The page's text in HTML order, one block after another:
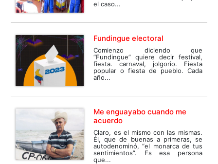
el caso...
Fundingue electoral
Comienzo diciendo que
“Fundingue” quiere decir festival,
fiesta. carnaval, jolgorio. Fiesta
popular o fiesta de pueblo. Cada
año...
Me enguayabo cuando me
acuerdo
Claro, es el mismo con las mismas.
Él, que de buenas a primeras, se
autodenominó, “el monarca de tus
sentimientos”. Es esa persona
que...